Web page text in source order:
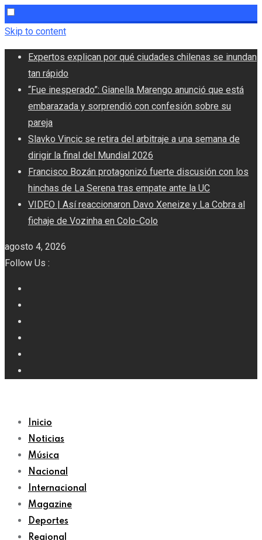
Skip to content
Expertos explican por qué ciudades chilenas se inundan
tan rápido
“Fue inesperado”: Gianella Marengo anunció que está
embarazada y sorprendió con confesión sobre su
pareja
Slavko Vincic se retira del arbitraje a una semana de
dirigir la final del Mundial 2026
Francisco Bozán protagonizó fuerte discusión con los
hinchas de La Serena tras empate ante la UC
VIDEO | Así reaccionaron Davo Xeneize y La Cobra al
fichaje de Vozinha en Colo-Colo
agosto 4, 2026
Follow Us :
Inicio
Noticias
Música
Nacional
Internacional
Magazine
Deportes
Regional